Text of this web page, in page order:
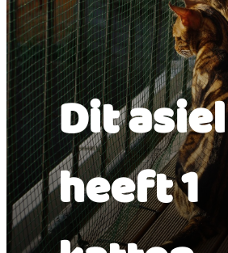
Dit asiel
heeft 1